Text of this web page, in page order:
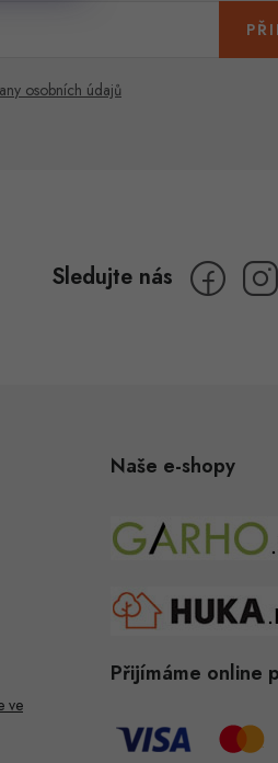
osobních údajů
ve
Naše e-shopy
Přijímáme online